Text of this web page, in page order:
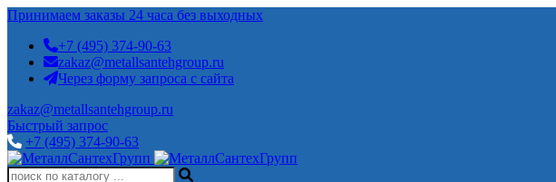
Принимаем заказы 24 часа без выходных
+7 (495) 374-90-63
zakaz@metallsantehgroup.ru
Через форму запроса с сайта
zakaz@metallsantehgroup.ru
Быстрый запрос
+7 (495) 374-90-63